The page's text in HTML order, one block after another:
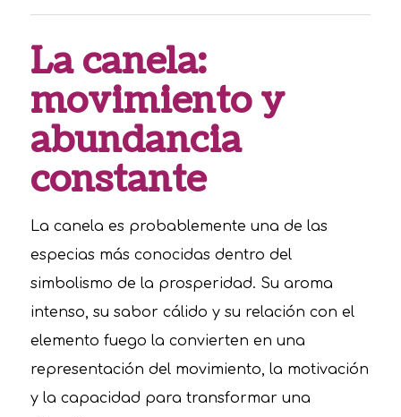
La canela:
movimiento y
abundancia
constante
La canela es probablemente una de las
especias más conocidas dentro del
simbolismo de la prosperidad. Su aroma
intenso, su sabor cálido y su relación con el
elemento fuego la convierten en una
representación del movimiento, la motivación
y la capacidad para transformar una